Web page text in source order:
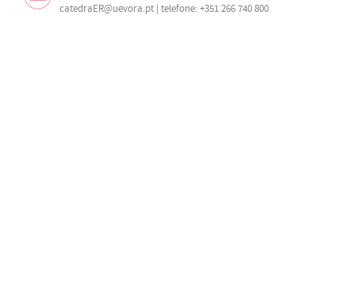
catedraER@uevora.pt | telefone: +351 266 740 800